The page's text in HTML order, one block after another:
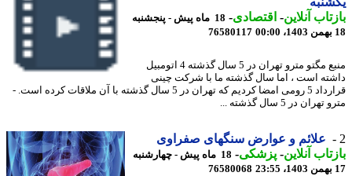
آنلاین-اقتصادی-
18 ماه پیش - پنجشنبه
76580117
منبع مگتو مترو تهران در 5 سال گذشته 4 اتومبیل
است ، اما سال گذشته ما با شرکت چینی
قرارداد 5 رومی امضا کردیم که تهران در 5 سال گذشته با آن ملاقات کرده است. -
در 5 سال گذشته ...
علائم و عوارض سنگهای صفراوی
آنلاین-پزشکی-
18 ماه پیش - چهارشنبه
76580068